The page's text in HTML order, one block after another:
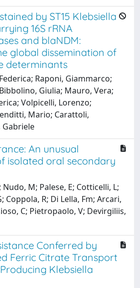
by ST15 Klebsiella
16S rRNA
and blaNDM:
global dissemination of
determinants
Raponi, Giammarco;
Giulia; Mauro, Vera;
Volpicelli, Lorenzo;
Mario; Carattoli,
Gabriele
An unusual
isolated oral secondary
M; Palese, E; Cotticelli, L;
Coppola, R; Di Lella, Fm; Arcari,
C; Pietropaolo, V; Devirgiliis,
Conferred by
Ferric Citrate Transport
Klebsiella